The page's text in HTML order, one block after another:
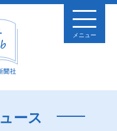
メニュー
ース